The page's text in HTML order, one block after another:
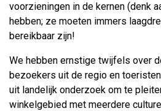
voorzieningen in de kernen (denk
hebben; ze moeten immers
bereikbaar zijn!
We hebben ernstige twijfels over
bezoekers uit de regio en
uit landelijk onderzoek om te
winkelgebied met meerdere